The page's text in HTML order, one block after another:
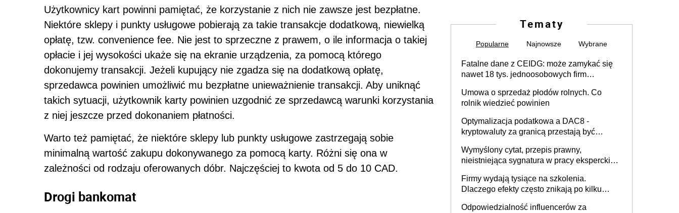
Użytkownicy kart powinni pamiętać, że korzystanie z nich nie zawsze jest bezpłatne.
Niektóre sklepy i punkty usługowe pobierają za takie transakcje dodatkową, niewielką
opłatę, tzw. convenience fee. Nie jest to sprzeczne z prawem, o ile informacja o takiej
opłacie i jej wysokości ukaże się na ekranie urządzenia, za pomocą którego
dokonujemy transakcji. Jeżeli kupujący nie zgadza się na dodatkową opłatę,
sprzedawca powinien umożliwić mu bezpłatne unieważnienie transakcji. Aby uniknąć
takich sytuacji, użytkownik karty powinien uzgodnić ze sprzedawcą warunki korzystania
z niej jeszcze przed dokonaniem płatności.
Warto też pamiętać, że niektóre sklepy lub punkty usługowe zastrzegają sobie
minimalną wartość zakupu dokonywanego za pomocą karty. Różni się ona w
zależności od rodzaju oferowanych dóbr. Najczęściej to kwota od 5 do 10 CAD.
Drogi bankomat
Tematy
Popularne Najnowsze Wybrane
Fatalne dane z CEIDG: może zamykać się
nawet 18 tys. jednoosobowych firm
Umowa o sprzedaż płodów rolnych. Co
rolnik wiedzieć powinien
Optymalizacja podatkowa a DAC8 -
kryptowaluty za granicą przestają być
Wymyślony cytat, przepis prawny,
nieistniejąca sygnatura w pracy eksperckiej -
firmie
Firmy wydają tysiące na szkolenia.
Dlaczego efekty często znikają po kilku
Odpowiedzialność influencerów za